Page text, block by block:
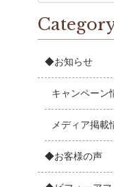
◆お知らせ
キャンペーン
メディア掲載
◆お客様の声